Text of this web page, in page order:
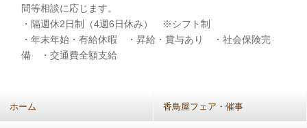
間等相談に応じます。
・隔週休2日制（4週6日休み） ※シフト制
・年末年始・有給休暇 ・昇給・賞与あり ・社会保険完
備 ・交通費全額支給
ホーム 香鳥屋フェア・催事